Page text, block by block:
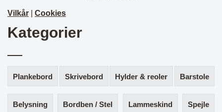
Vilkår Cookies
Kategorier
Plankebord Skrivebord Hylder & reoler Barstole
Belysning Bordben / Stel Lammeskind Spejle